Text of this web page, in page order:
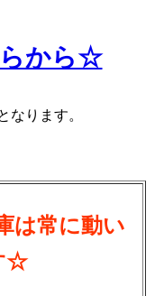
から☆
なります。
は常に動い
☆